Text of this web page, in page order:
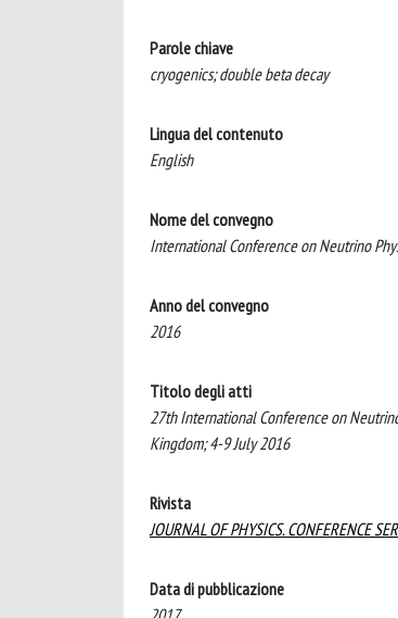
Parole chiave
cryogenics; double beta decay
Lingua del contenuto
English
Nome del convegno
International Conference on Neutrino
Anno del convegno
2016
Titolo degli atti
27th International Conference on
Kingdom; 4-9 July 2016
Rivista
JOURNAL OF PHYSICS. CONFERENCE
Data di pubblicazione